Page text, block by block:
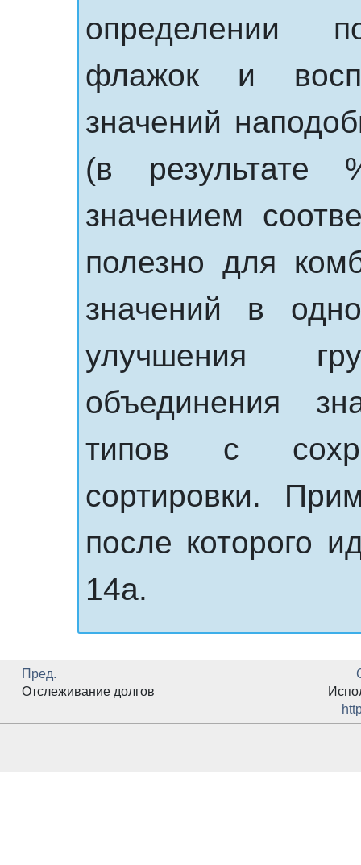
определении
флажок и
значений
(в результате
значением
полезно для
значений в
улучшения
объединения
типов с
сортировки.
после которого
14a.
Пред.
Отслеживание долгов